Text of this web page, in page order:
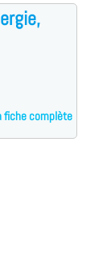
fiche complète